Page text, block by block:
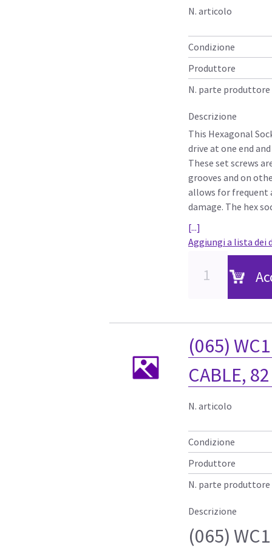
N. articolo
Condizione
Produttore
N. parte produttore
Descrizione
This Hexagonal
drive at one end
These set screws
grooves and on
allows for frequent
damage. The hex
[...]
Aggiungi a lista dei
(065)
CABLE,
N. articolo
Condizione
Produttore
N. parte produttore
Descrizione
(065)